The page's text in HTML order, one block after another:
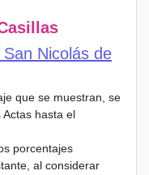
Nicolás de
que se muestran, se
hasta el
porcentajes
al considerar